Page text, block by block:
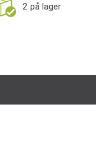
2 på lager